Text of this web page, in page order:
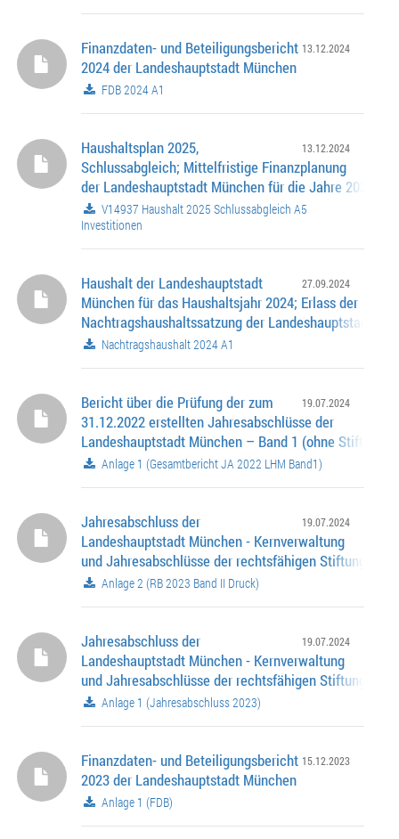
13.12.2024
Finanzdaten- und Beteiligungsbericht
2024 der Landeshauptstadt München
FDB 2024 A1
13.12.2024
Haushaltsplan 2025,
Schlussabgleich; Mittelfristige Finanzplanung
der Landeshauptstadt München für die Jahre 2024 -
Kreditaufnahmen 2025
V14937 Haushalt 2025 Schlussabgleich A5
Investitionen
27.09.2024
Haushalt der Landeshauptstadt
München für das Haushaltsjahr 2024; Erlass der
Nachtragshaushaltssatzung der Landeshauptstadt
Nachtragshaushaltsplan
Nachtragshaushalt 2024 A1
19.07.2024
Bericht über die Prüfung der zum
31.12.2022 erstellten Jahresabschlüsse der
Landeshauptstadt München – Band 1 (ohne
Anlage 1 (Gesamtbericht JA 2022 LHM Band1)
19.07.2024
Jahresabschluss der
Landeshauptstadt München - Kernverwaltung
und Jahresabschlüsse der rechtsfähigen Stiftungen
Haushaltsjahr 2023
Anlage 2 (RB 2023 Band II Druck)
19.07.2024
Jahresabschluss der
Landeshauptstadt München - Kernverwaltung
und Jahresabschlüsse der rechtsfähigen Stiftungen
Haushaltsjahr 2023
Anlage 1 (Jahresabschluss 2023)
15.12.2023
Finanzdaten- und Beteiligungsbericht
2023 der Landeshauptstadt München
Anlage 1 (FDB)